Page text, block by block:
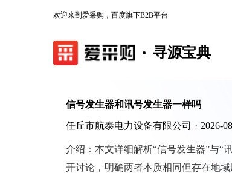
欢迎来到爱采购，百度旗下B2B平台
寻源宝典
信号发生器和讯号发生器一样吗
任丘市航泰电力设备有限公司 · 2026-
介绍： 本文详细解析“信号发生器”与“
开讨论，明确两者本质相同但存在地